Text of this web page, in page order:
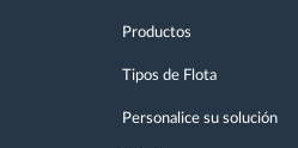
Productos
Tipos de Flota
Personalice su solución